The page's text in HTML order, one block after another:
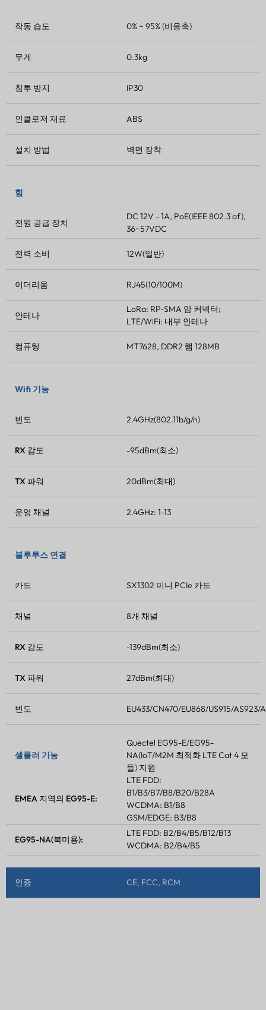
작동 습도 0% ~ 95% (비응축)
무게 0.3kg
침투 방지 IP30
인클로저 재료 ABS
설치 방법 벽면 장착
힘
전원 공급 장치
DC 12V - 1A, PoE(IEEE 802.3 af),
36~57VDC
전력 소비 12W(일반)
이더리움 RJ45(10/100M)
안테나
LoRa: RP-SMA 암 커넥터;
LTE/WiFi: 내부 안테나
컴퓨팅 MT7628, DDR2 램 128MB
Wifi 기능
빈도 2.4GHz(802.11b/g/n)
RX 감도 -95dBm(최소)
TX 파워 20dBm(최대)
운영 채널 2.4GHz: 1-13
블루투스 연결
카드 SX1302 미니 PCIe 카드
채널 8개 채널
RX 감도 -139dBm(최소)
TX 파워 27dBm(최대)
빈도 EU433/CN470/EU868/US915/AS923/
셀룰러 기능
Quectel EG95-E/EG95-
NA(IoT/M2M 최적화 LTE Cat 4 모
듈) 지원
EMEA 지역의 EG95-E:
LTE FDD:
B1/B3/B7/B8/B20/B28A
WCDMA: B1/B8
GSM/EDGE: B3/B8
EG95-NA(북미용):
LTE FDD: B2/B4/B5/B12/B13
WCDMA: B2/B4/B5
인증 CE, FCC, RCM